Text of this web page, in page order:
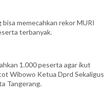
memecahkan rekor MURI
terbanyak.
1.000 peserta agar ikut
Wibowo Ketua Dprd Sekaligus
Tangerang.